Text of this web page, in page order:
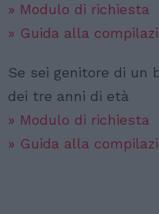
» Modulo di richiesta
» Guida alla
Se sei genitore di un
dei tre anni di età
» Modulo di richiesta
» Guida alla